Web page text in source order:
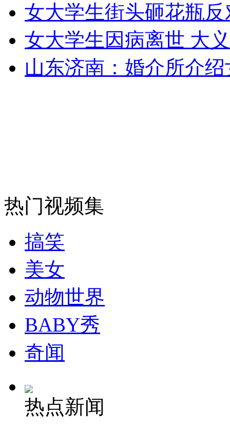
走！跟着总书记去植树
消防员救轻生者 花炮节热闹非凡 减压"枕头大战"
女大学生街头砸花瓶
女大学生因病离世 大
山东济南：婚介所介
热门视频集
搞笑
美女
动物世界
BABY秀
奇闻
热点新闻